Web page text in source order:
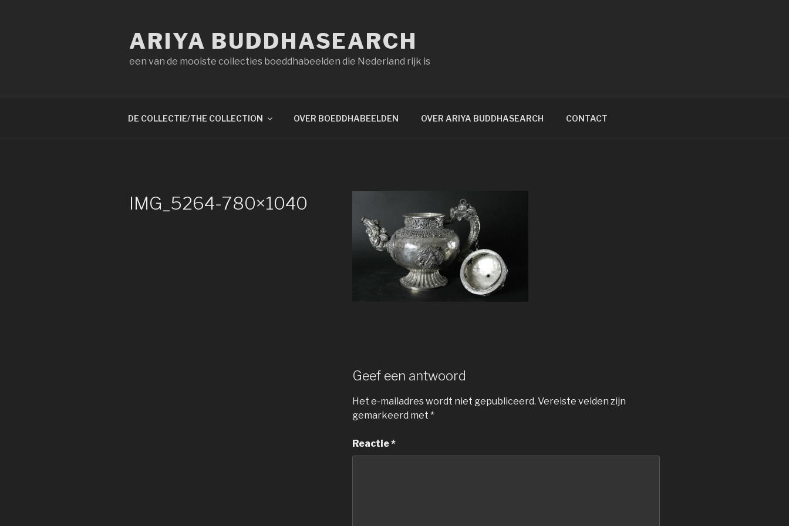
ARIYA BUDDHASEARCH
een van de mooiste collecties boeddhabeelden die Nederland rijk is
DE COLLECTIE/THE COLLECTION OVER BOEDDHABEELDEN OVER ARIYA BUDDHASEARCH CONTACT
IMG_5264-780×1040
Geef een antwoord
Het e-mailadres wordt niet gepubliceerd. Vereiste velden zijn
gemarkeerd met *
Reactie*